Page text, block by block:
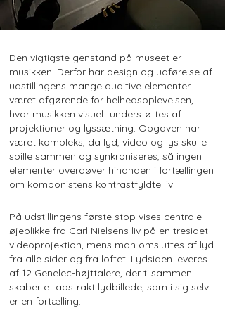
Den vigtigste genstand på museet er
musikken. Derfor har design og udførelse af
udstillingens mange auditive elementer
været afgørende for helhedsoplevelsen,
hvor musikken visuelt understøttes af
projektioner og lyssætning. Opgaven har
været kompleks, da lyd, video og lys skulle
spille sammen og synkroniseres, så ingen
elementer overdøver hinanden i fortællingen
om komponistens kontrastfyldte liv.
På udstillingens første stop vises centrale
øjeblikke fra Carl Nielsens liv på en tresidet
videoprojektion, mens man omsluttes af lyd
fra alle sider og fra loftet. Lydsiden leveres
af 12 Genelec-højttalere, der tilsammen
skaber et abstrakt lydbillede, som i sig selv
er en fortælling.